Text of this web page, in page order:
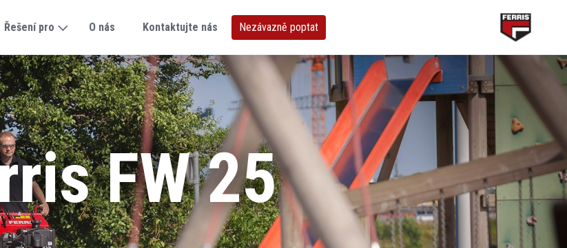
Řešení pro O nás Kontaktujte nás Nezávazně poptat
FW 25